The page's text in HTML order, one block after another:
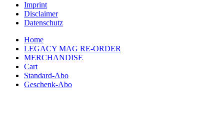
Imprint
Disclaimer
Datenschutz
Home
LEGACY MAG RE-ORDER
MERCHANDISE
Cart
Standard-Abo
Geschenk-Abo